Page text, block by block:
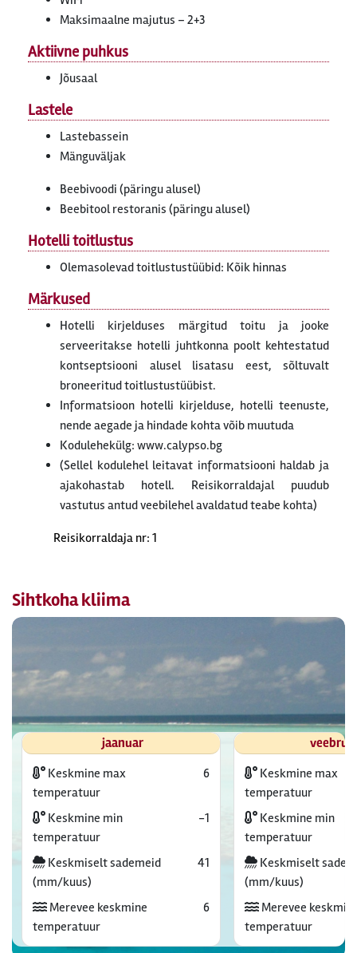
Maksimaalne majutus – 2+3
Aktiivne puhkus
Jõusaal
Lastele
Lastebassein
Mänguväljak
Beebivoodi (päringu alusel)
Beebitool restoranis (päringu alusel)
Hotelli toitlustus
Olemasolevad toitlustustüübid: Kõik hinnas
Märkused
Hotelli kirjelduses märgitud toitu ja jooke
serveeritakse hotelli juhtkonna poolt kehtestatud
kontseptsiooni alusel lisatasu eest, sõltuvalt
broneeritud toitlustustüübist.
Informatsioon hotelli kirjelduse, hotelli teenuste,
nende aegade ja hindade kohta võib muutuda
Kodulehekülg: www.calypso.bg
(Sellel kodulehel leitavat informatsiooni haldab ja
ajakohastab hotell. Reisikorraldajal puudub
vastutus antud veebilehel avaldatud teabe kohta)
Reisikorraldaja nr: 1
Sihtkoha kliima
jaanuar
Keskmine max
temperatuur
6
Keskmine min
temperatuur
-1
Keskmiselt sademeid
(mm/kuus)
41
Merevee keskmine
temperatuur
6
Keskmine max
temperatuur
Keskmine min
temperatuur
Keskmiselt
(mm/kuus)
Merevee
temperatuur